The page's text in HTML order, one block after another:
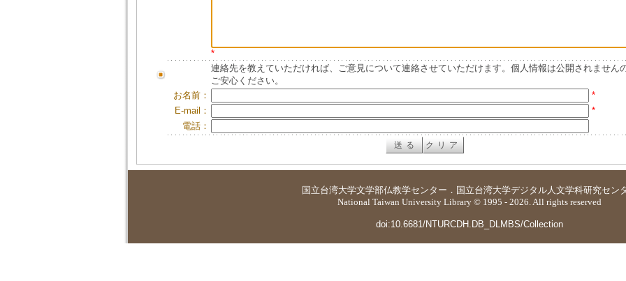
*
連絡先を教えていただければ、ご意見について連絡させていただけます。個人情報は公開されません
ご安心ください。
お名前：
*
E-mail：
*
電話：
国立台湾大学文学部仏教学センター ． 国立台湾大学デジタル人文学科研究セン
National Taiwan University Library © 1995 - 2026. All rights reserved
doi:10.6681/NTURCDH.DB_DLMBS/Collection